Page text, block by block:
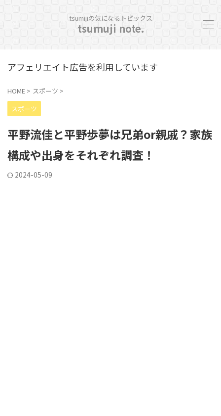
tsumijiの気になるトピックス
tsumuji note.
アフェリエイト広告を利用しています
HOME > スポーツ >
スポーツ
平野流佳と平野歩夢は兄弟or親戚？家族
構成や出身をそれぞれ調査！
2024-05-09